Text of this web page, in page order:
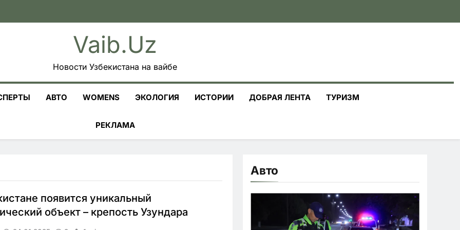
Vaib.uz
Новости Узбекистана на вайбе
АВТО WOMENS ЭКОЛОГИЯ ИСТОРИИ ДОБРАЯ ЛЕНТА ТУРИЗМ
РЕКЛАМА
появится уникальный
объект – крепость Узундара
Авто